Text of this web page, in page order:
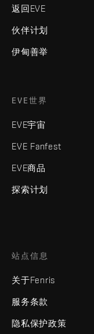
返回EVE
伙伴计划
伊甸善举
EVE世界
EVE宇宙
EVE Fanfest
EVE商品
探索计划
站点信息
关于Fenris
服务条款
隐私保护政策